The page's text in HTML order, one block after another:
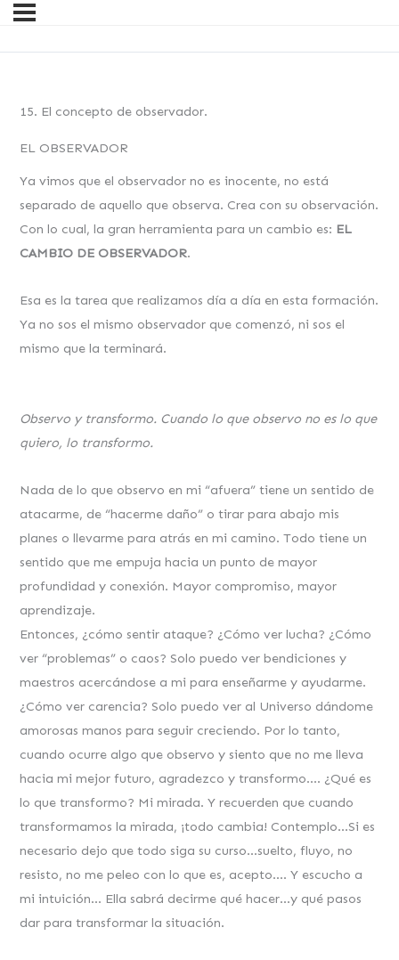
15. El concepto de observador.
EL OBSERVADOR
Ya vimos que el observador no es inocente, no está
separado de aquello que observa. Crea con su observación.
Con lo cual, la gran herramienta para un cambio es: EL
CAMBIO DE OBSERVADOR.
Esa es la tarea que realizamos día a día en esta formación.
Ya no sos el mismo observador que comenzó, ni sos el
mismo que la terminará.
Observo y transformo. Cuando lo que observo no es lo que
quiero, lo transformo.
Nada de lo que observo en mi “afuera” tiene un sentido de
atacarme, de “hacerme daño” o tirar para abajo mis
planes o llevarme para atrás en mi camino. Todo tiene un
sentido que me empuja hacia un punto de mayor
profundidad y conexión. Mayor compromiso, mayor
aprendizaje.
Entonces, ¿cómo sentir ataque? ¿Cómo ver lucha? ¿Cómo
ver “problemas” o caos? Solo puedo ver bendiciones y
maestros acercándose a mi para enseñarme y ayudarme.
¿Cómo ver carencia? Solo puedo ver al Universo dándome
amorosas manos para seguir creciendo. Por lo tanto,
cuando ocurre algo que observo y siento que no me lleva
hacia mi mejor futuro, agradezco y transformo…. ¿Qué es
lo que transformo? Mi mirada. Y recuerden que cuando
transformamos la mirada, ¡todo cambia! Contemplo…Si es
necesario dejo que todo siga su curso…suelto, fluyo, no
resisto, no me peleo con lo que es, acepto…. Y escucho a
mi intuición… Ella sabrá decirme qué hacer…y qué pasos
dar para transformar la situación.